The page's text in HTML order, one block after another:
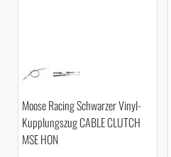
Moose Racing Schwarzer Vinyl-
Kupplungszug CABLE CLUTCH
MSE HON